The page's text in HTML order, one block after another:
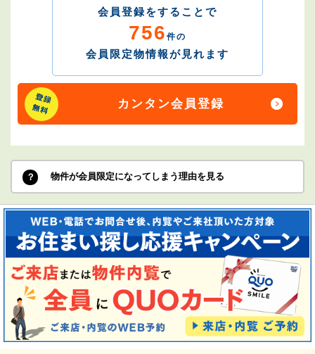
会員登録をすることで
756 件の
会員限定物情報が見れます
カンタン会員登録
物件が会員限定になってしまう理由を見る